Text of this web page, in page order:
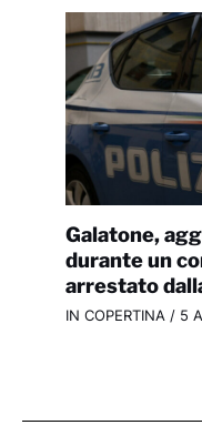
Galatone,
durante un
arrestato
IN COPERTINA / 5